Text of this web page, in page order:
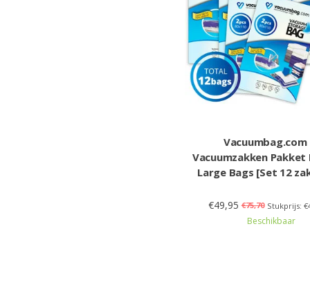
Vacuumbag.com
Vacuumzakken Pakket
Large Bags [Set 12
€49,95 €75,70 Stukprijs:
Beschikbaar